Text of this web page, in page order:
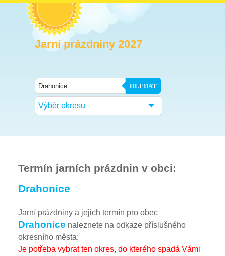
Jarní prázdniny 2027
HLEDAT
Výběr okresu
Termín jarních prázdnin v obci:
Drahonice
Jarní prázdniny a jejich termín pro obec
Drahonice naleznete na odkaze příslušného
okresního města:
Je potřeba vybrat ten okres, do kterého spadá Vámi